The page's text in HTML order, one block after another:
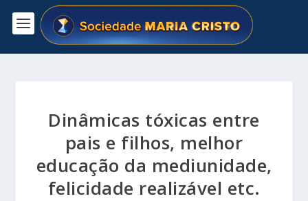
Dinâmicas tóxicas entre
pais e filhos, melhor
educação da mediunidade,
felicidade realizável etc.